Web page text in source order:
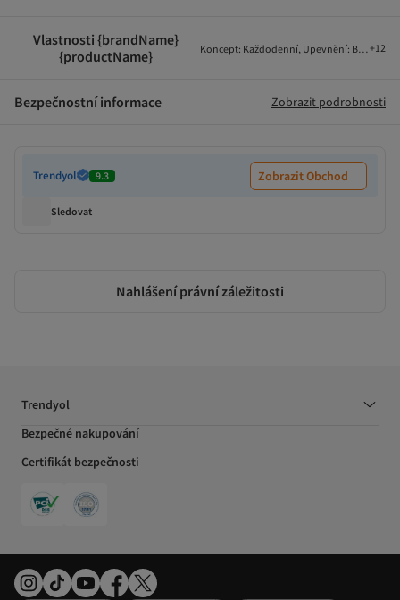
Vlastnosti {brandName}
{productName}
Koncept: Každodenní, Upevnění: Bez+12
Bezpečnostní informace Zobrazit podrobnosti
Trendyol 9.3 Zobrazit Obchod
Sledovat
Nahlášení právní záležitosti
Trendyol
Bezpečné nakupování
Certifikát bezpečnosti